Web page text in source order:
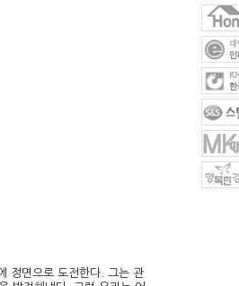
정면으로 도전한다. 그는 관